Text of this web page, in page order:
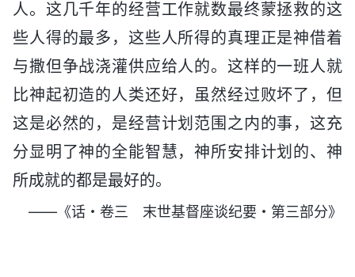
人。这几千年的经营工作就数最终蒙拯救的这
些人得的最多，这些人所得的真理正是神借着
与撒但争战浇灌供应给人的。这样的一班人就
比神起初造的人类还好，虽然经过败坏了，但
这是必然的，是经营计划范围之内的事，这充
分显明了神的全能智慧，神所安排计划的、神
所成就的都是最好的。
——《话・卷三 末世基督座谈纪要・第三部分》